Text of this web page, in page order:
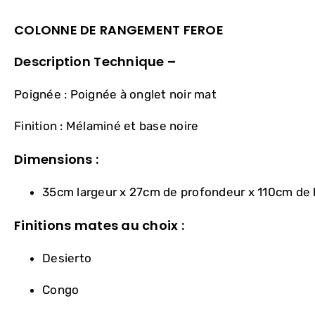
COLONNE DE RANGEMENT FEROE
Description Technique –
Poignée : Poignée à onglet noir mat
Finition : Mélaminé et base noire
Dimensions :
35cm largeur x 27cm de profondeur x 110cm de
Finitions mates au choix :
Desierto
Congo